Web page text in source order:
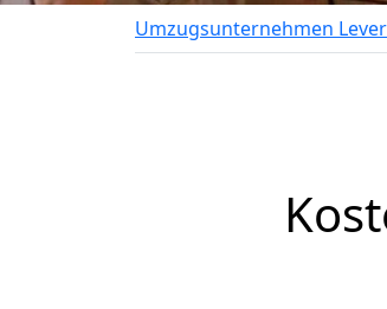
Umzugsunternehmen